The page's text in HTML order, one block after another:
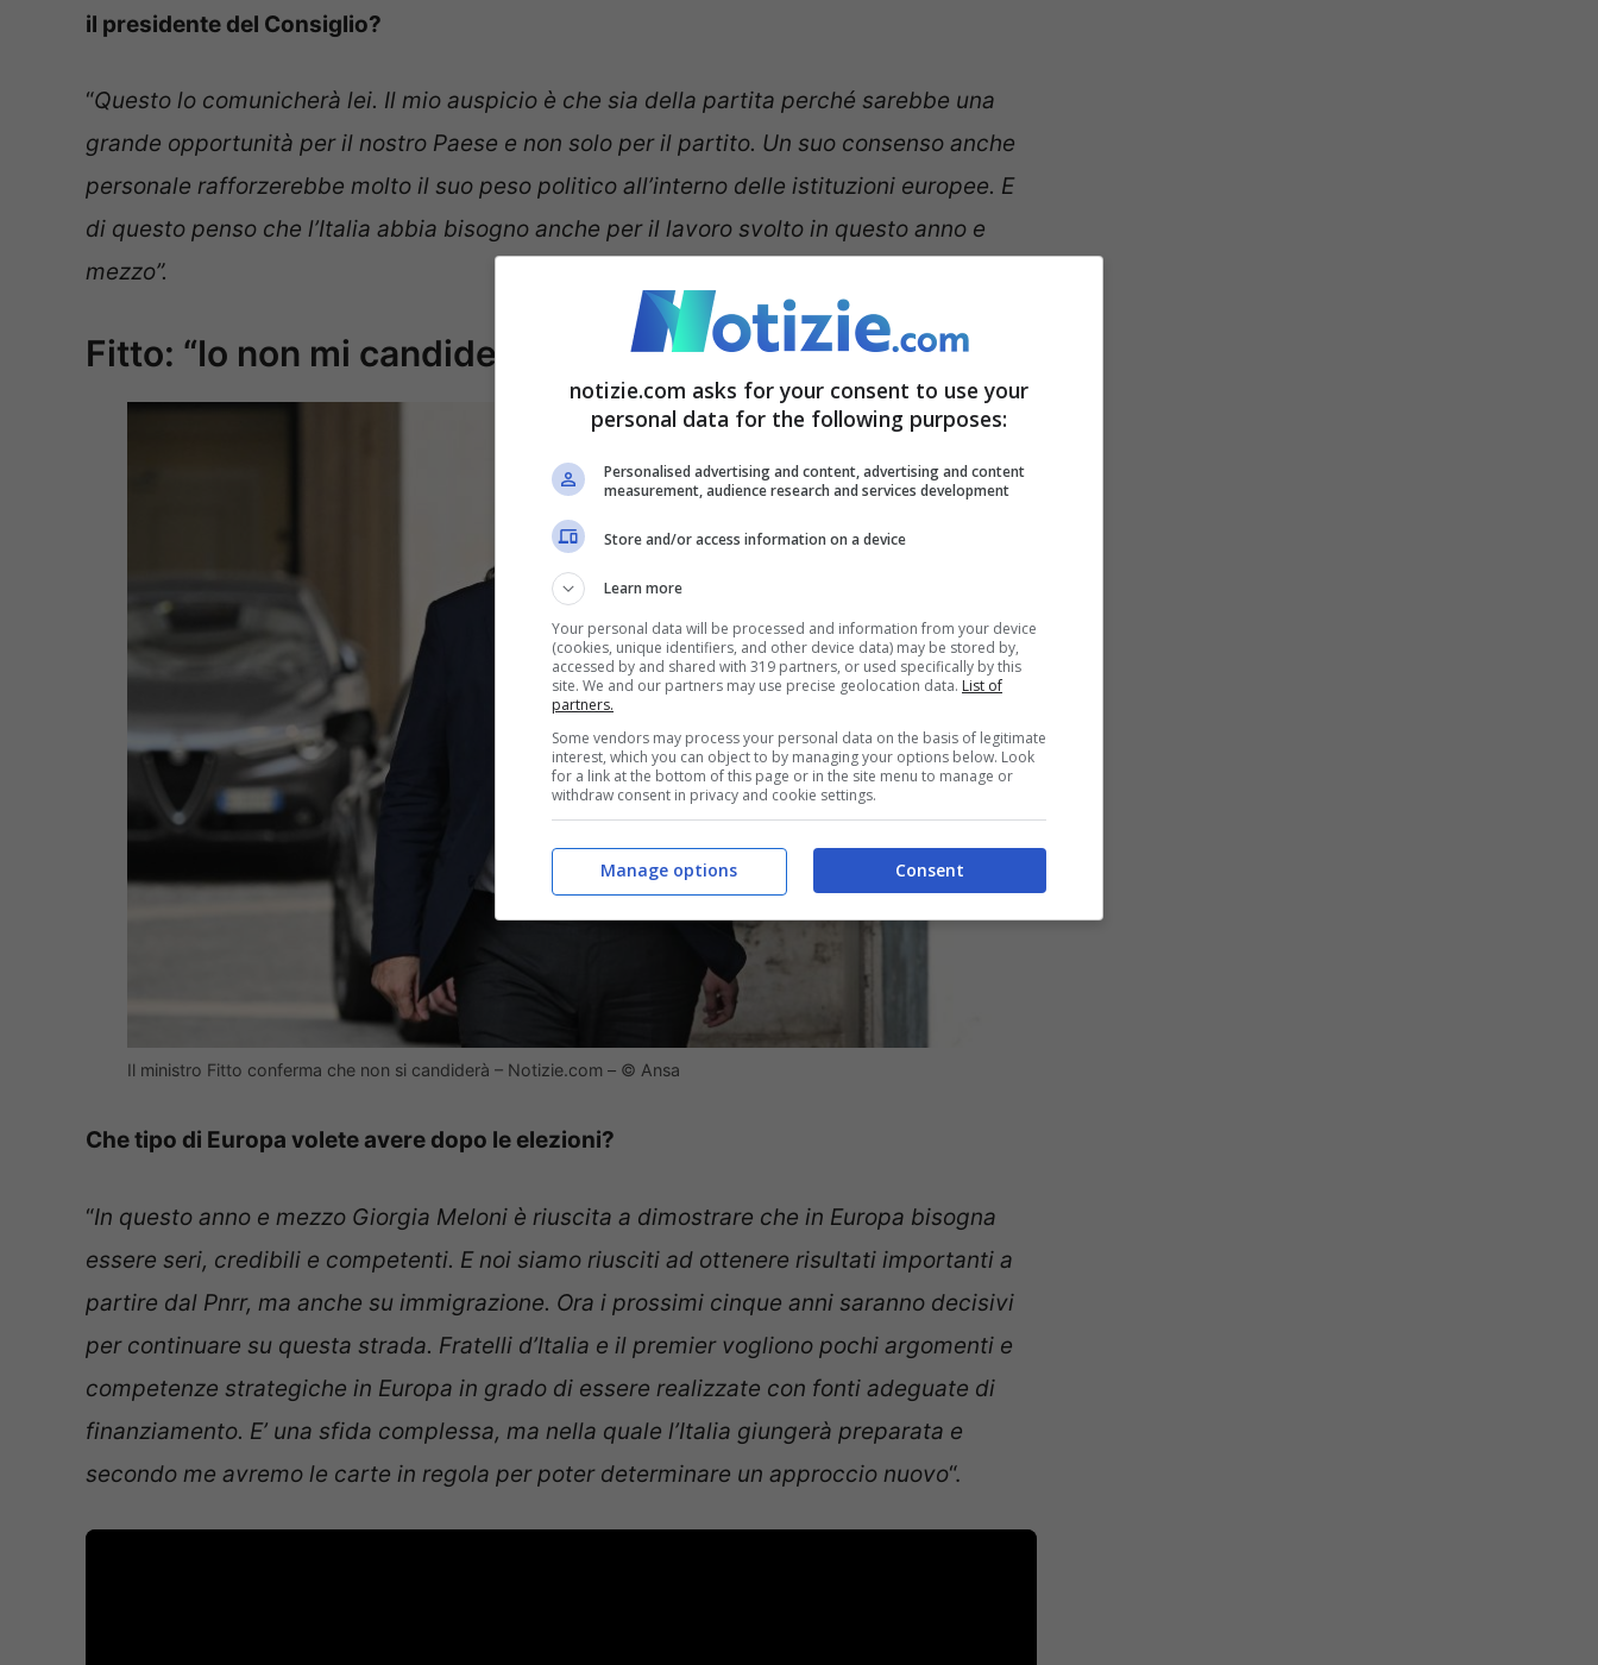
il presidente del Consiglio?
“Questo lo comunicherà lei. Il mio auspicio è che sia della partita perché sarebbe una
grande opportunità per il nostro Paese e non solo per il partito. Un suo consenso anche
personale rafforzerebbe molto il suo peso politico all’interno delle istituzioni europee. E
di questo penso che l’Italia abbia bisogno anche per il lavoro svolto in questo anno e
mezzo”.
Fitto: “Io non mi candiderò”
Il ministro Fitto conferma che non si candiderà – Notizie.com – © Ansa
Che tipo di Europa volete avere dopo le elezioni?
“In questo anno e mezzo Giorgia Meloni è riuscita a dimostrare che in Europa bisogna
essere seri, credibili e competenti. E noi siamo riusciti ad ottenere risultati importanti a
partire dal Pnrr, ma anche su immigrazione. Ora i prossimi cinque anni saranno decisivi
per continuare su questa strada. Fratelli d’Italia e il premier vogliono pochi argomenti e
competenze strategiche in Europa in grado di essere realizzate con fonti adeguate di
finanziamento. E’ una sfida complessa, ma nella quale l’Italia giungerà preparata e
secondo me avremo le carte in regola per poter determinare un approccio nuovo“.
notizie.com asks for your consent to use your
personal data for the following purposes:
Personalised advertising and content, advertising and content
measurement, audience research and services development
Store and/or access information on a device
Learn more
Your personal data will be processed and information from your device
(cookies, unique identifiers, and other device data) may be stored by,
accessed by and shared with 319 partners, or used specifically by this
site. We and our partners may use precise geolocation data. List of
partners.
Some vendors may process your personal data on the basis of legitimate
interest, which you can object to by managing your options below. Look
for a link at the bottom of this page or in the site menu to manage or
withdraw consent in privacy and cookie settings.
Consent
Manage options